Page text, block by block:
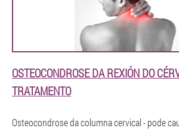
OSTEOCONDROSE DA REXIÓN DO
TRATAMENTO
Osteocondrose da columna cervical - pode